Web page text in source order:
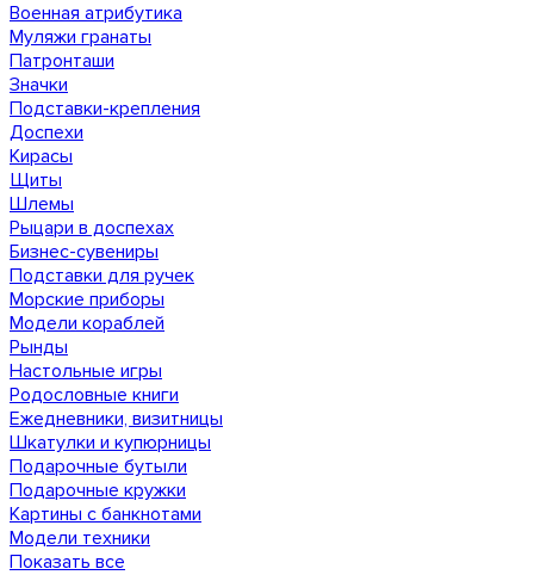
Военная атрибутика
Муляжи гранаты
Патронташи
Значки
Подставки-крепления
Доспехи
Кирасы
Щиты
Шлемы
Рыцари в доспехах
Бизнес-сувениры
Подставки для ручек
Морские приборы
Модели кораблей
Рынды
Настольные игры
Родословные книги
Ежедневники, визитницы
Шкатулки и купюрницы
Подарочные бутыли
Подарочные кружки
Картины с банкнотами
Модели техники
Показать все